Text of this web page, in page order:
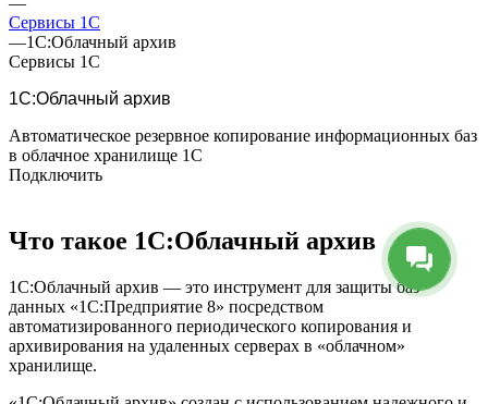
Сервисы 1С
—1С:Облачный архив
Сервисы 1С
1С:Облачный архив
Автоматическое резервное копирование информационных баз
в облачное хранилище 1С
Подключить
Что такое 1С:Облачный архив
1С:Облачный архив — это инструмент для защиты баз
данных «1С:Предприятие 8» посредством
автоматизированного периодического копирования и
архивирования на удаленных серверах в «облачном»
хранилище.